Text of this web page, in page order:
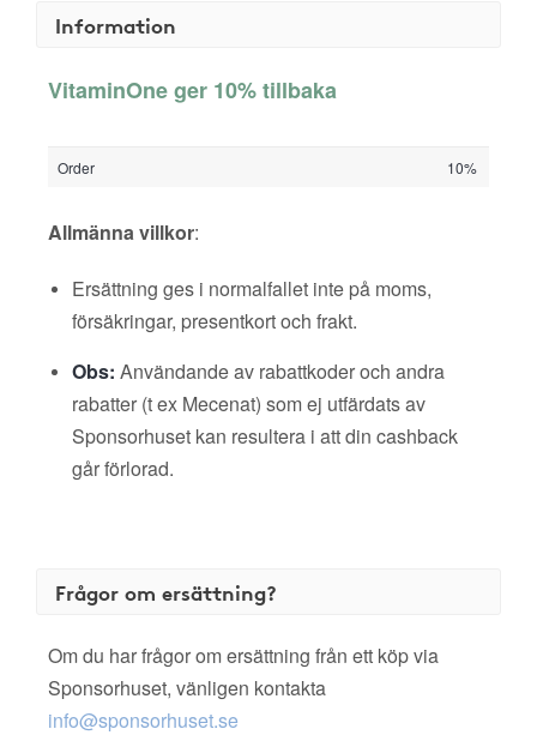
Information
VitaminOne ger 10% tillbaka
Order 10%
Allmänna villkor:
Ersättning ges i normalfallet inte på moms,
försäkringar, presentkort och frakt.
Obs: Användande av rabattkoder och andra
rabatter (t ex Mecenat) som ej utfärdats av
Sponsorhuset kan resultera i att din cashback
går förlorad.
Frågor om ersättning?
Om du har frågor om ersättning från ett köp via
Sponsorhuset, vänligen kontakta
info@sponsorhuset.se